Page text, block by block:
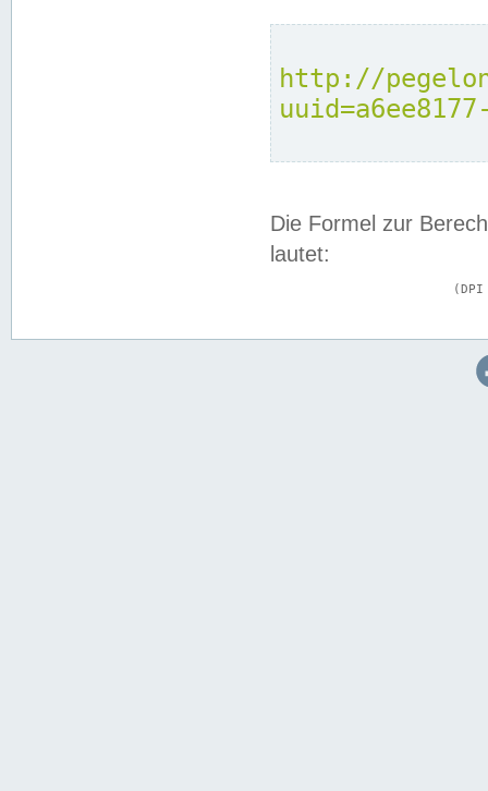
http://
Die Formel zur
lautet: